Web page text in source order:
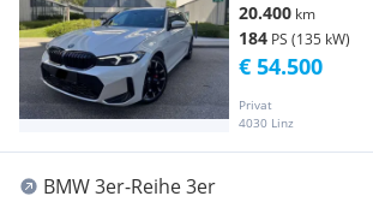
20.400 km
184 PS (135 kW)
Privat
4030 Linz
€ 54.500
BMW 3er-Reihe 3er